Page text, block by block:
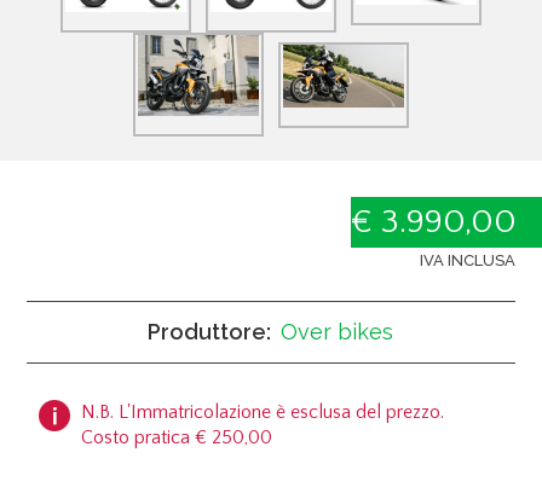
€ 3.990,00
IVA INCLUSA
Produttore: Over bikes
N.B. L'Immatricolazione è esclusa del prezzo.
Costo pratica € 250,00